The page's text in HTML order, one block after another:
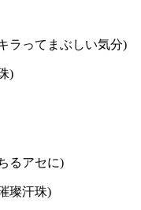
ラってまぶしい気分)
)
るアセに)
璨汗珠)